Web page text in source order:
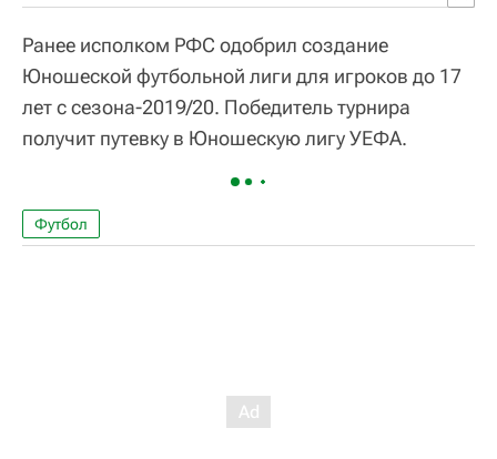
Ранее исполком РФС одобрил создание
Юношеской футбольной лиги для игроков до 17
лет с сезона-2019/20. Победитель турнира
получит путевку в Юношескую лигу УЕФА.
Футбол